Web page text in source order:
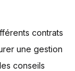
contrats
une gestion
conseils